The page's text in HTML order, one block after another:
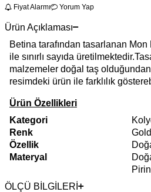
Fiyat Alarmı Yorum Yap
Ürün Açıklaması
Betina tarafından tasarlanan
ile sınırlı sayıda
malzemeler doğal taş
resimdeki ürün ile farklılık
Ürün Özellikleri
Kategori
Renk
Özellik
Materyal
ÖLÇÜ BİLGİLERİ